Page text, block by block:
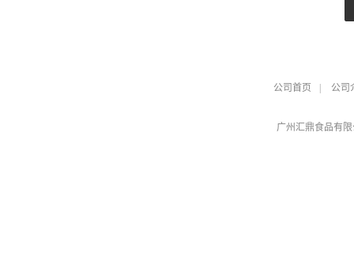
公司首页 公司
广州汇鼎食品有